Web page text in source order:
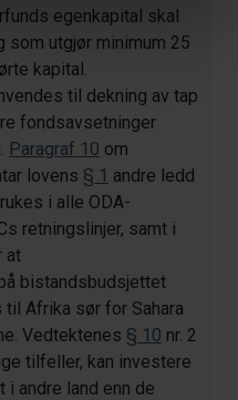
egenkapital skal
utgjør minimum 25
kapital.
til dekning av tap
fondsavsetninger
Paragraf 10 om
lovens § 1 andre ledd
i alle ODA-
retningslinjer, samt i
at
bistandsbudsjettet
Afrika sør for Sahara
Vedtektenes § 10 nr. 2
tilfeller, kan investere
andre land enn de